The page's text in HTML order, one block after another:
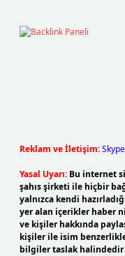
Reklam ve İletişim:
Yasal Uyarı: Bu internet
şahıs şirketi ile hiçbir
yalnızca kendi
yer alan içerikler haber
ve kişiler hakkında
kişiler ile isim
bilgiler taslak halindedir